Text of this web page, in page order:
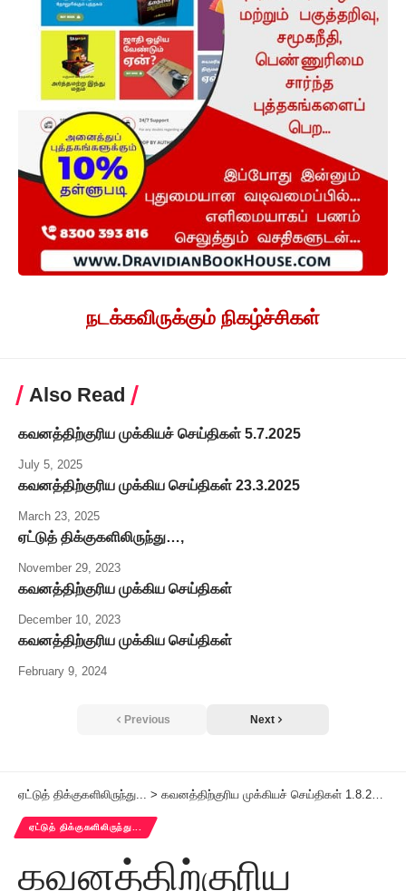
நடக்கவிருக்கும் நிகழ்ச்சிகள்
Also Read
கவனத்திற்குரிய முக்கியச் செய்திகள் 5.7.2025
July 5, 2025
கவனத்திற்குரிய முக்கிய செய்திகள் 23.3.2025
March 23, 2025
ஏட்டுத் திக்குகளிலிருந்து…,
November 29, 2023
கவனத்திற்குரிய முக்கிய செய்திகள்
December 10, 2023
கவனத்திற்குரிய முக்கிய செய்திகள்
February 9, 2024
Previous Next
ஏட்டுத் திக்குகளிலிருந்து... > கவனத்திற்குரிய முக்கியச் செய்திகள் 1.8.2025
ஏட்டுத் திக்குகளிலிருந்து...
கவனத்திற்குரிய